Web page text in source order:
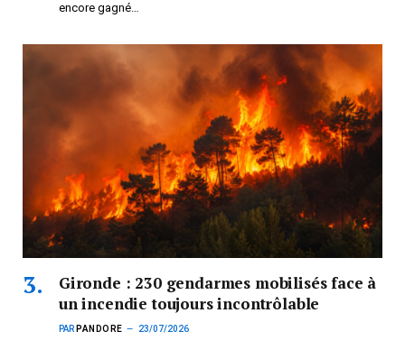
encore gagné…
Gironde : 230 gendarmes mobilisés face à
un incendie toujours incontrôlable
PAR PANDORE 23/07/2026